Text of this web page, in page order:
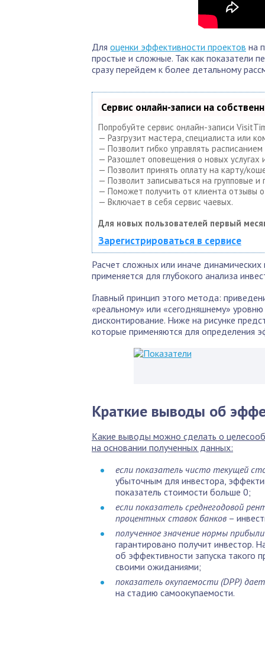
Для оценки эффективности проектов на
простые и сложные. Так как показатели
сразу перейдем к более детальному
Сервис онлайн-записи на
Попробуйте сервис онлайн-записи
— Разгрузит мастера, специалиста или
— Позволит гибко управлять расписанием
— Разошлет оповещения о новых услугах
— Позволит принять оплату на карту/
— Позволит записываться на групповые
— Поможет получить от клиента отзывы
— Включает в себя сервис чаевых.
Для новых пользователей первый
Зарегистрироваться в сервисе
Расчет сложных или иначе
применяется для глубокого анализа
Главный принцип этого метода:
«реальному» или «сегодняшнему»
дисконтирование. Ниже на рисунке
которые применяются для определения
Краткие выводы об
Какие выводы можно сделать о
на основании полученных данных:
если показатель чисто текущей
убыточным для инвестора,
показатель стоимости больше 0;
если показатель среднегодовой
процентных ставок банков –
полученное значение нормы
гарантировано получит инвестор.
об эффективности запуска такого
своими ожиданиями;
показатель окупаемости (DPP)
на стадию самоокупаемости.